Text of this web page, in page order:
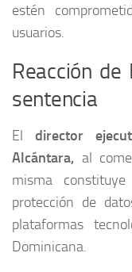
estén
usuarios.
Reacción
sentencia
El director
Alcántara, al
misma
protección de
plataformas
Dominicana.